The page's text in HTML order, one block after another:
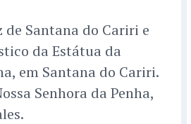
Santana do Cariri e
da Estátua da
em Santana do Cariri.
Senhora da Penha,